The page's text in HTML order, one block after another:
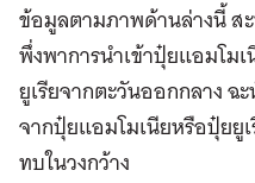
ข้อมูลตามภาพด้านล่างนี้ ส
พึ่งพาการนำเข้าปุ๋ยแอมโม
ยูเรียจากตะวันออกกลาง ฉ
จากปุ๋ยแอมโมเนียหรือปุ๋ยยู
ทบในวงกว้าง